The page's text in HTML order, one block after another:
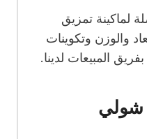
لماكينة تمزيق
والوزن وتكوينات
المبيعات لدينا.
شولي